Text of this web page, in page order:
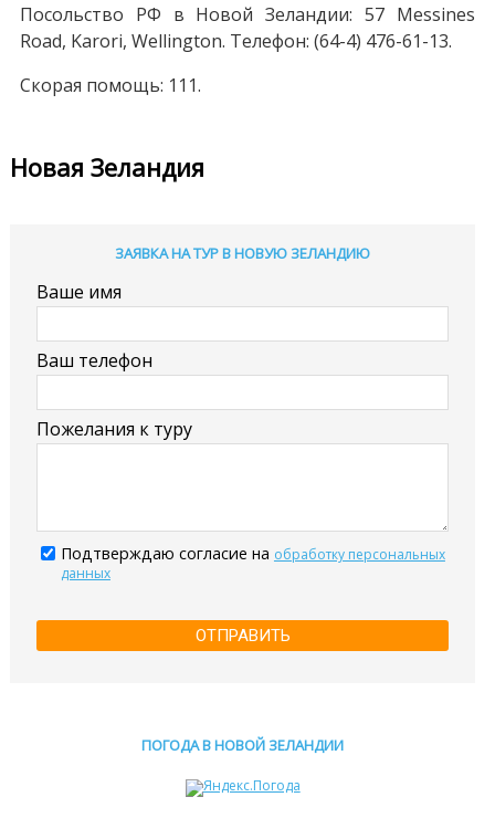
Посольство РФ в Новой Зеландии: 57 Messines
Road, Karori, Wellington. Телефон: (64-4) 476-61-13.
Скорая помощь: 111.
Новая Зеландия
ЗАЯВКА НА ТУР В НОВУЮ ЗЕЛАНДИЮ
Ваше имя
Ваш телефон
Пожелания к туру
Подтверждаю согласие на обработку персональных
данных
ОТПРАВИТЬ
ПОГОДА В НОВОЙ ЗЕЛАНДИИ